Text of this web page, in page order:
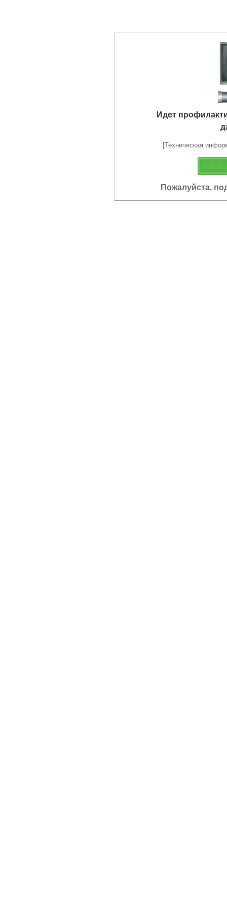
Идет
[Техническая
Пожалуйста,